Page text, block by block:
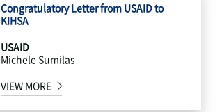
Congratulatory Letter from USAID to
KIHSA
USAID
Michele Sumilas
VIEW MORE